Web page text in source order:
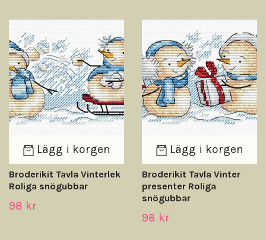
Lägg i korgen
Broderikit Tavla Vinterlek
Roliga snögubbar
98 kr
Lägg i korgen
Broderikit Tavla Vinter
presenter Roliga
snögubbar
98 kr